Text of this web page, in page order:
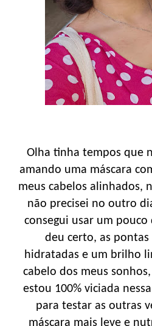
Olha tinha tempos que
amando uma máscara
meus cabelos alinhados,
não precisei no outro
consegui usar um
deu certo, as pontas
hidratadas e um brilho
cabelo dos meus
estou 100% viciada
para testar as outras
máscara mais leve e